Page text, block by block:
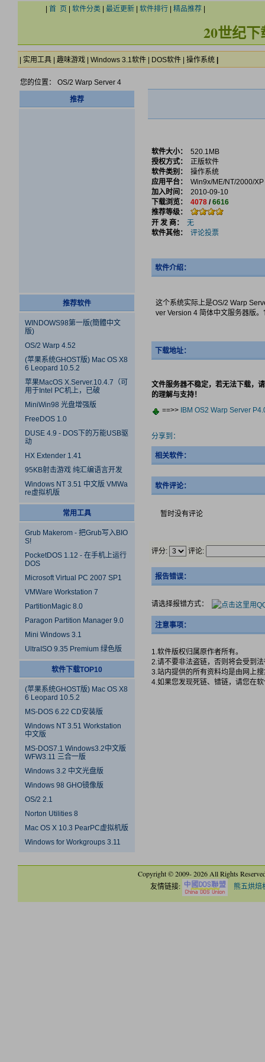
首 页 软件分类 最近更新 软件排行 精品推荐
20世纪
实用工具 趣味游戏 Windows 3.1软件 DOS软件 操作系统
您的位置： OS/2 Warp Server 4
推荐
推荐软件
WINDOWS98第一版(簡體中文
版)
OS/2 Warp 4.52
(苹果系统GHOST版) Mac OS X8
6 Leopard 10.5.2
苹果MacOS X.Server.10.4.7（可
用于Intel PC机上，已破
MiniWin98 光盘增强版
FreeDOS 1.0
DUSE 4.9 - DOS下的万能USB驱
动
HX Extender 1.41
95KB射击游戏 纯汇编语言开发
Windows NT 3.51 中文版 VMWa
re虚拟机版
常用工具
Grub Makerom - 把Grub写入BIO
S!
PocketDOS 1.12 - 在手机上运行
DOS
Microsoft Virtual PC 2007 SP1
VMWare Workstation 7
PartitionMagic 8.0
Paragon Partition Manager 9.0
Mini Windows 3.1
UltraISO 9.35 Premium 绿色版
软件下载TOP10
(苹果系统GHOST版) Mac OS X8
6 Leopard 10.5.2
MS-DOS 6.22 CD安装版
Windows NT 3.51 Workstation
中文版
MS-DOS7.1 Windows3.2中文版
WFW3.11 三合一版
Windows 3.2 中文光盘版
Windows 98 GHO镜像版
OS/2 2.1
Norton Utilities 8
Mac OS X 10.3 PearPC虚拟机版
Windows for Workgroups 3.11
软件大小：
520.1MB
授权方式：
正版软件
软件类别：
操作系统
应用平台：
Win9x/ME/NT/2000/XP
加入时间：
2010-09-10
下载浏览：
4078 / 6616
推荐等级：
开 发 商：
无
软件其他：
评论投票
软件介绍：
这个系统实际上是OS/2 Warp
ver Version 4 简体中文服务器版
下载地址：
文件服务器不稳定，若无法下载，
的理解与支持！
==>> IBM OS2 Warp Server
分享到：
相关软件：
软件评论：
暂时没有评论
评分: 评论:
报告错误：
请选择报错方式：
注意事项：
1.软件版权归属原作者所有。
2.请不要非法盗链，否则将会受到
3.站内提供的所有资料均是由网上
4.如果您发现死链、错链，请您在
Copyright © 2009-2026 All Rights
友情链接:
熊五烘焙